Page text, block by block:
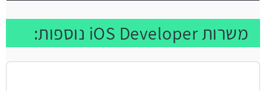
משרות iOS Developer נוספות: